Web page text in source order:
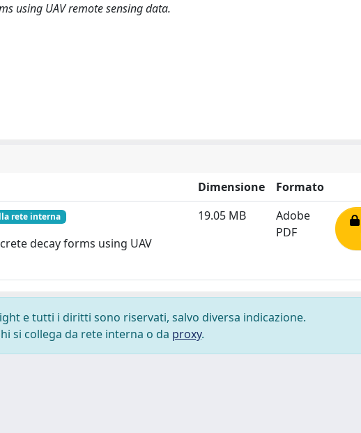
using UAV remote sensing data.
Dimensione
Formato
rete interna
decay forms using UAV
19.05 MB
Adobe
PDF
e tutti i diritti sono riservati, salvo diversa indicazione.
si collega da rete interna o da proxy.